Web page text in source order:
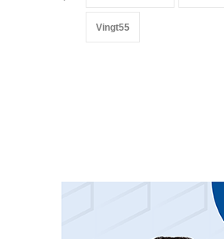
Vingt55